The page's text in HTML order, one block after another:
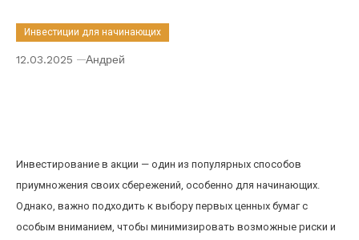
Инвестиции для начинающих
12.03.2025 Андрей
Инвестирование в акции — один из популярных способов
приумножения своих сбережений, особенно для начинающих.
Однако, важно подходить к выбору первых ценных бумаг с
особым вниманием, чтобы минимизировать возможные риски и